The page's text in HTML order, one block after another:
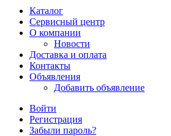
Каталог
Сервисный центр
О компании
Новости
Доставка и оплата
Контакты
Объявления
Добавить объявление
Войти
Регистрация
Забыли пароль?